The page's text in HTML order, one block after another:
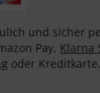
und sicher
Pay, Klarna
oder Kreditkarte.